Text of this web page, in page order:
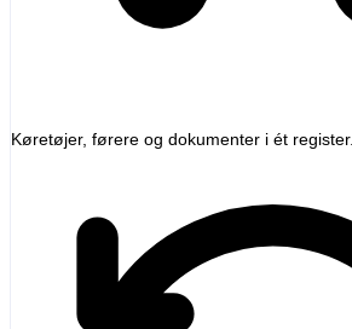
Køretøjer, førere og dokumenter i ét register.